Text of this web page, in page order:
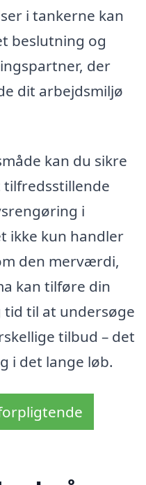
i tankerne kan
beslutning og
der
dit arbejdsmiljø
kan du sikre
tilfredsstillende
i
ikke kun handler
den merværdi,
kan tilføre din
tid til at undersøge
tilbud – det
i det lange løb.